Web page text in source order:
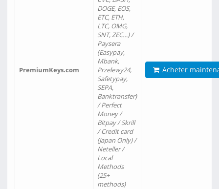
PremiumKeys.com
DOGE, EOS,
ETC, ETH,
LTC, OMG,
SNT, ZEC…) /
Paysera
(Easypay,
Mbank,
Przelewy24,
Safetypay,
SEPA,
Banktransfer)
/ Perfect
Money /
Bitpay / Skrill
/ Credit card
(Japan Only) /
Neteller /
Local
Methods
(25+
methods)
Acheter